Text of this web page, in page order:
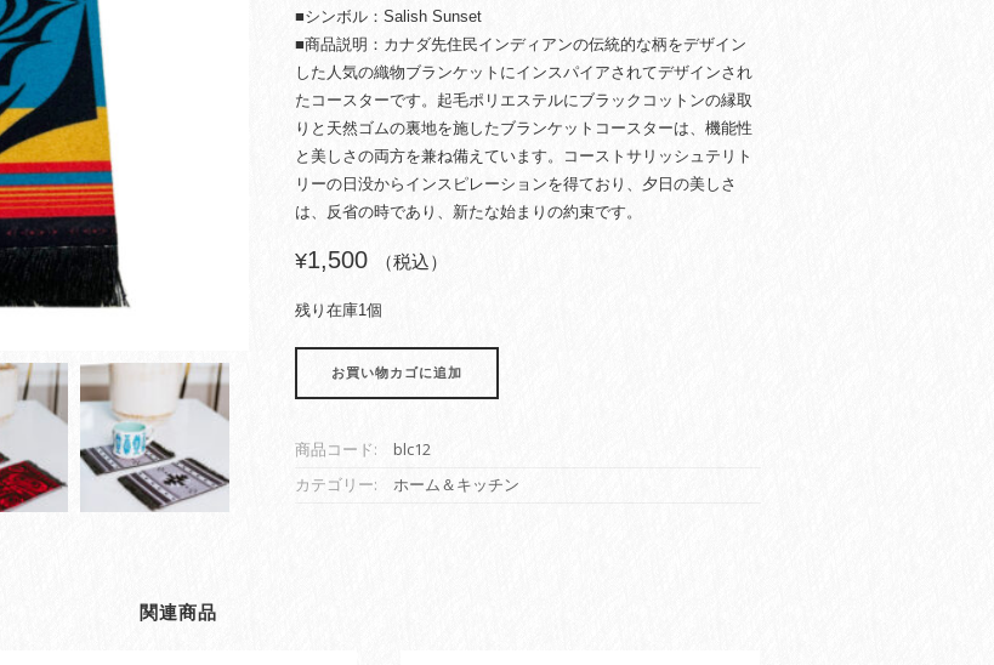
■シンボル：Salish Sunset
■商品説明：カナダ先住民インディアンの伝統的な柄をデザイン
した人気の織物ブランケットにインスパイアされてデザインされ
たコースターです。起毛ポリエステルにブラックコットンの縁取
りと天然ゴムの裏地を施したブランケットコースターは、機能性
と美しさの両方を兼ね備えています。コーストサリッシュテリト
リーの日没からインスピレーションを得ており、夕日の美しさ
は、反省の時であり、新たな始まりの約束です。
¥1,500 （税込）
残り在庫1個
ッ
ト
お買い物カゴに追加
商品コード:
blc12
カテゴリー:
ホーム＆キッチン
関連商品